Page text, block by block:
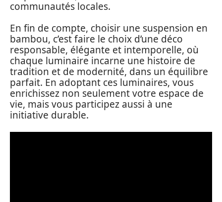
communautés locales.
En fin de compte, choisir une suspension en
bambou, c’est faire le choix d’une déco
responsable, élégante et intemporelle, où
chaque luminaire incarne une histoire de
tradition et de modernité, dans un équilibre
parfait. En adoptant ces luminaires, vous
enrichissez non seulement votre espace de
vie, mais vous participez aussi à une
initiative durable.